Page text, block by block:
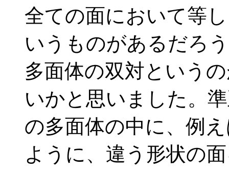
全ての面において等
いうものがあるだろ
多面体の双対という
いかと思いました。
の多面体の中に、例
ように、違う形状の